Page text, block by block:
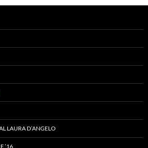
LAURA D’ANGELO
’16